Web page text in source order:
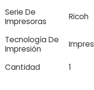
Serie De
Impresoras
Ricoh
Tecnología De
Impresión
Cantidad 1